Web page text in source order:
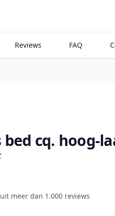
Reviews FAQ
cq. hoog-
meer dan 1.000 reviews